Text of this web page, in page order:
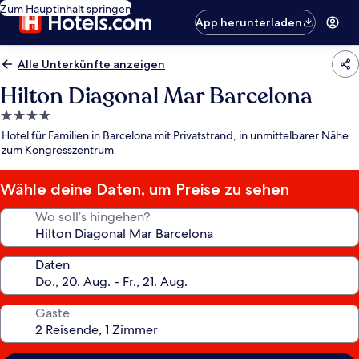
Zum Hauptinhalt springen
App herunterladen
Alle Unterkünfte anzeigen
Hilton Diagonal Mar Barcelona
4.0-
Sterne-
Unterkunft
Hotel für Familien in Barcelona mit Privatstrand, in unmittelbarer Nähe
zum Kongresszentrum
Wähle deine Daten, um Preise zu sehen
Wo soll’s hingehen?
Daten
Gäste